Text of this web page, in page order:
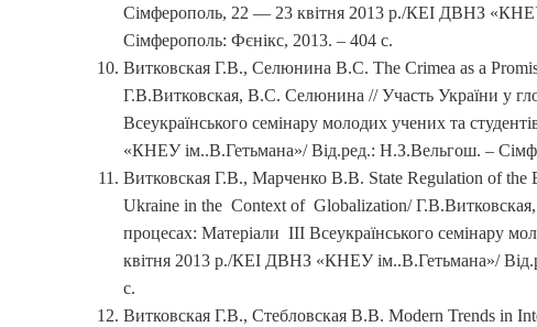
Сімферополь, 22 — 23 квітня 2013 р./КЕІ ДВНЗ
Сімферополь: Фєнікс, 2013. – 404 с.
Витковская Г.В., Селюнина В.С. The Crimea as a
Г.В.Витковская, В.С. Селюнина // Участь України у
Всеукраїнського семінару молодих учених та
«КНЕУ ім..В.Гетьмана»/ Від.ред.: Н.З.Вельгош. –
Витковская Г.В., Марченко В.В. State Regulation of
Ukraine in the Context of Globalization/
процесах: Матеріали III Всеукраїнського семінару
квітня 2013 р./КЕІ ДВНЗ «КНЕУ ім..В.Гетьмана»/
с.
Витковская Г.В., Стебловская В.В. Modern Trends in